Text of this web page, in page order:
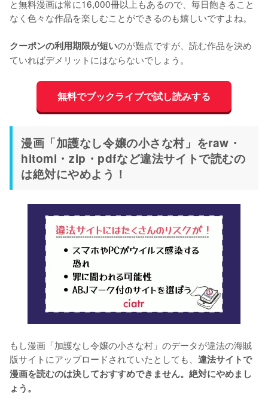
と無料漫画は常に16,000冊以上もあるので、毎日飽きること
なく色々な作品を楽しむことができるのも嬉しいですよね。
クーポンの利用期限が短いのが難点ですが、読む作品を決め
ていればデメリットにはならないでしょう。
無料でブックライブで試し読みする
漫画「加護なし令嬢の小さな村」をraw・
hitomi・zip・pdfなど違法サイトで読むの
は絶対にやめよう！
もし漫画「加護なし令嬢の小さな村」のデータが違法の海賊
版サイトにアップロードされていたとしても、 違法サイトで
漫画を読むのは決しておすすめできません。絶対にやめまし
ょう。